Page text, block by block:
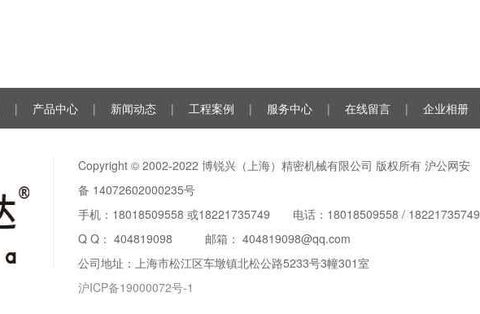
| 产品中心 | 新闻动态 | 工程案例 | 服务中心 | 在线留言 | 企业相册
Copyright © 2002-2022 博锐兴（上海）精密机械有限公司 版权所有 沪公网安
备 14072602000235号
手机：18018509558 或18221735749 电话：18018509558 / 18221735749
Q Q： 404819098
邮箱： 404819098@qq.com
公司地址：上海市松江区车墩镇北松公路5233号3幢301室
沪ICP备19000072号-1